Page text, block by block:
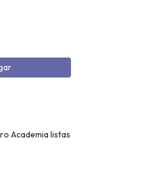
Academia listas